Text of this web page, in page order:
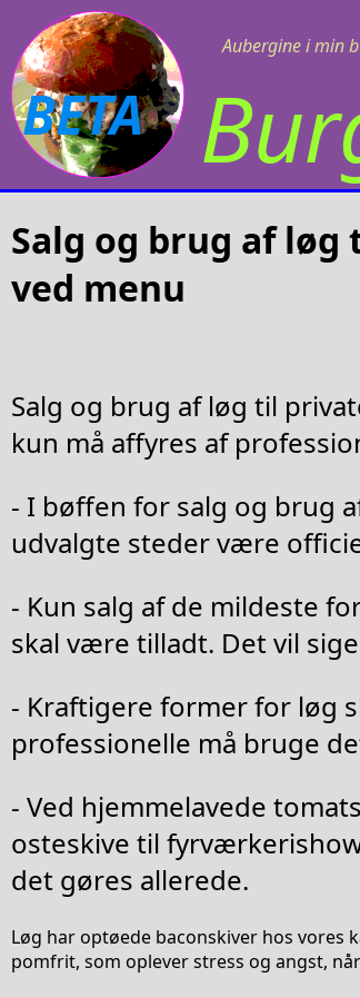
Aubergine i min
BETA
Salg og brug af
ved menu
Salg og brug af løg til
kun må affyres af
- I bøffen for salg og brug
udvalgte steder være
- Kun salg af de mildeste
skal være tilladt. Det vil
- Kraftigere former for løg
professionelle må bruge
- Ved hjemmelavede
osteskive til
det gøres allerede.
Løg har optøede baconskiver hos vores
pomfrit, som oplever stress og angst,